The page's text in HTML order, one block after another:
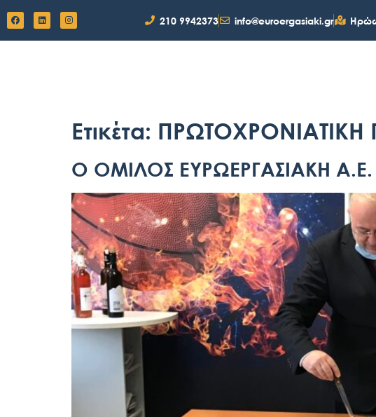
210 9942373 info@euroergasiaki.gr
Ετικέτα: ΠΡΩΤΟΧΡΟΝΙΑΤΙΚΗ
Ο ΟΜΙΛΟΣ ΕΥΡΩΕΡΓΑΣΙΑΚΗ